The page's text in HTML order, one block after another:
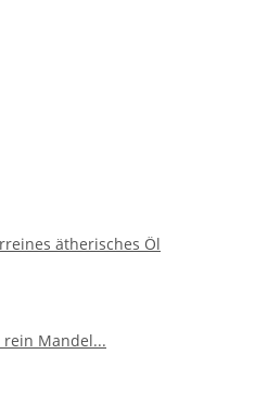
ätherisches Öl